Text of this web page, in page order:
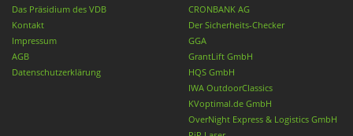
Das Präsidium des VDB
Kontakt
Impressum
AGB
Datenschutzerklärung
CRONBANK AG
Der Sicherheits-Checker
GGA
GrantLift GmbH
HQS GmbH
IWA OutdoorClassics
KVoptimal.de GmbH
OverNight Express & Logistics GmbH